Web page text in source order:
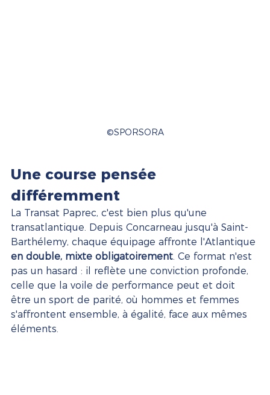
©SPORSORA
Une course pensée
différemment
La Transat Paprec, c'est bien plus qu'une
transatlantique. Depuis Concarneau jusqu'à Saint-
Barthélemy, chaque équipage affronte l'Atlantique
en double, mixte obligatoirement. Ce format n'est
pas un hasard : il reflète une conviction profonde,
celle que la voile de performance peut et doit
être un sport de parité, où hommes et femmes
s'affrontent ensemble, à égalité, face aux mêmes
éléments.